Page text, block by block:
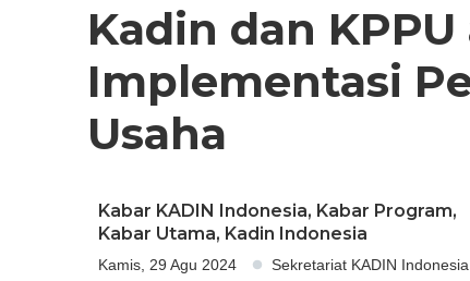
Kadin dan
Implementasi
Usaha
Kabar KADIN Indonesia, Kabar Program,
Kabar Utama, Kadin Indonesia
Kamis, 29 Agu 2024 Sekretariat KADIN Indonesia